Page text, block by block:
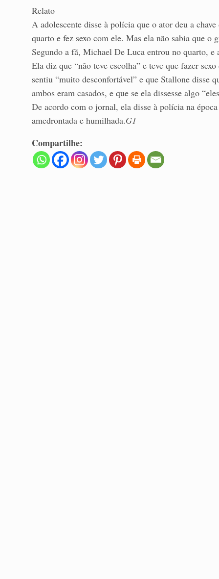
Relato
A adolescente disse à polícia que o ator deu a
quarto e fez sexo com ele. Mas ela não sabia que o
Segundo a fã, Michael De Luca entrou no quarto,
Ela diz que “não teve escolha” e teve que fazer
sentiu “muito desconfortável” e que Stallone disse
ambos eram casados, e que se ela dissesse algo
De acordo com o jornal, ela disse à polícia na
amedrontada e humilhada.G1
Compartilhe: